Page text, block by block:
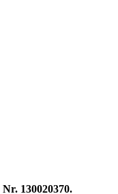
Nr. 130020370.